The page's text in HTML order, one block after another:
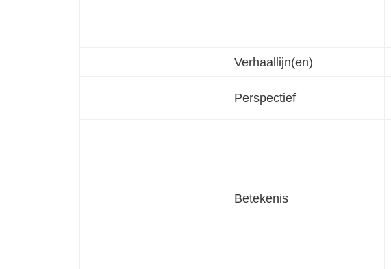
Verhaallijn(en)
Perspectief
Betekenis